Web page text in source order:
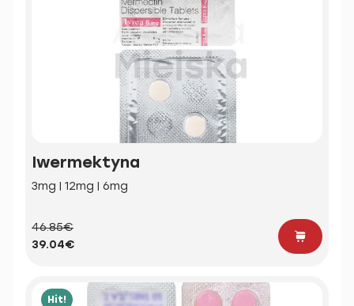
Iwermektyna
3mg | 12mg | 6mg
46.85€
39.04€
Hit!